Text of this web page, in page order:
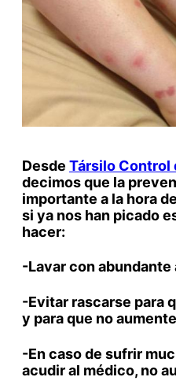
Desde Társilo Control
decimos que la
importante a la hora
si ya nos han picado
hacer:
-Lavar con abundante
-Evitar rascarse para
y para que no
-En caso de sufrir
acudir al médico, no